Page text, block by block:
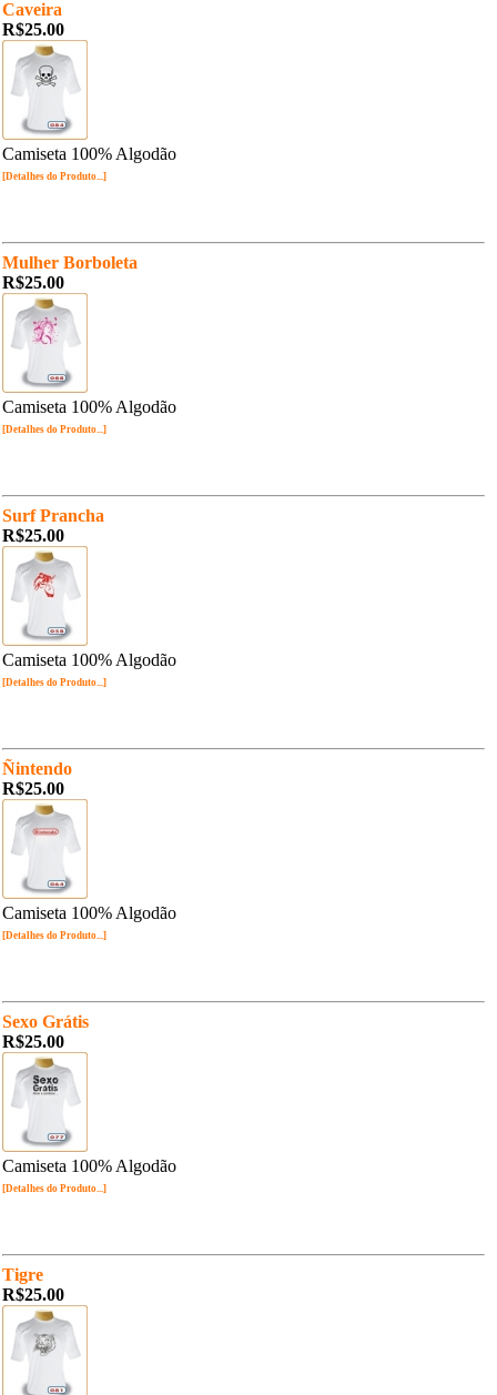
Caveira
R$25.00
Camiseta 100% Algodão
[Detalhes do Produto...]
Mulher Borboleta
R$25.00
Camiseta 100% Algodão
[Detalhes do Produto...]
Surf Prancha
R$25.00
Camiseta 100% Algodão
[Detalhes do Produto...]
Ñintendo
R$25.00
Camiseta 100% Algodão
[Detalhes do Produto...]
Sexo Grátis
R$25.00
Camiseta 100% Algodão
[Detalhes do Produto...]
Tigre
R$25.00